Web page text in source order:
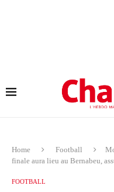
Home Football
finale aura lieu au Bernabeu,
FOOTBALL